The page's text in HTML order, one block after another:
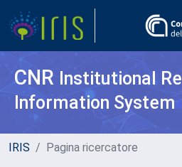
CNR Institutional
Information System
IRIS Pagina ricercatore